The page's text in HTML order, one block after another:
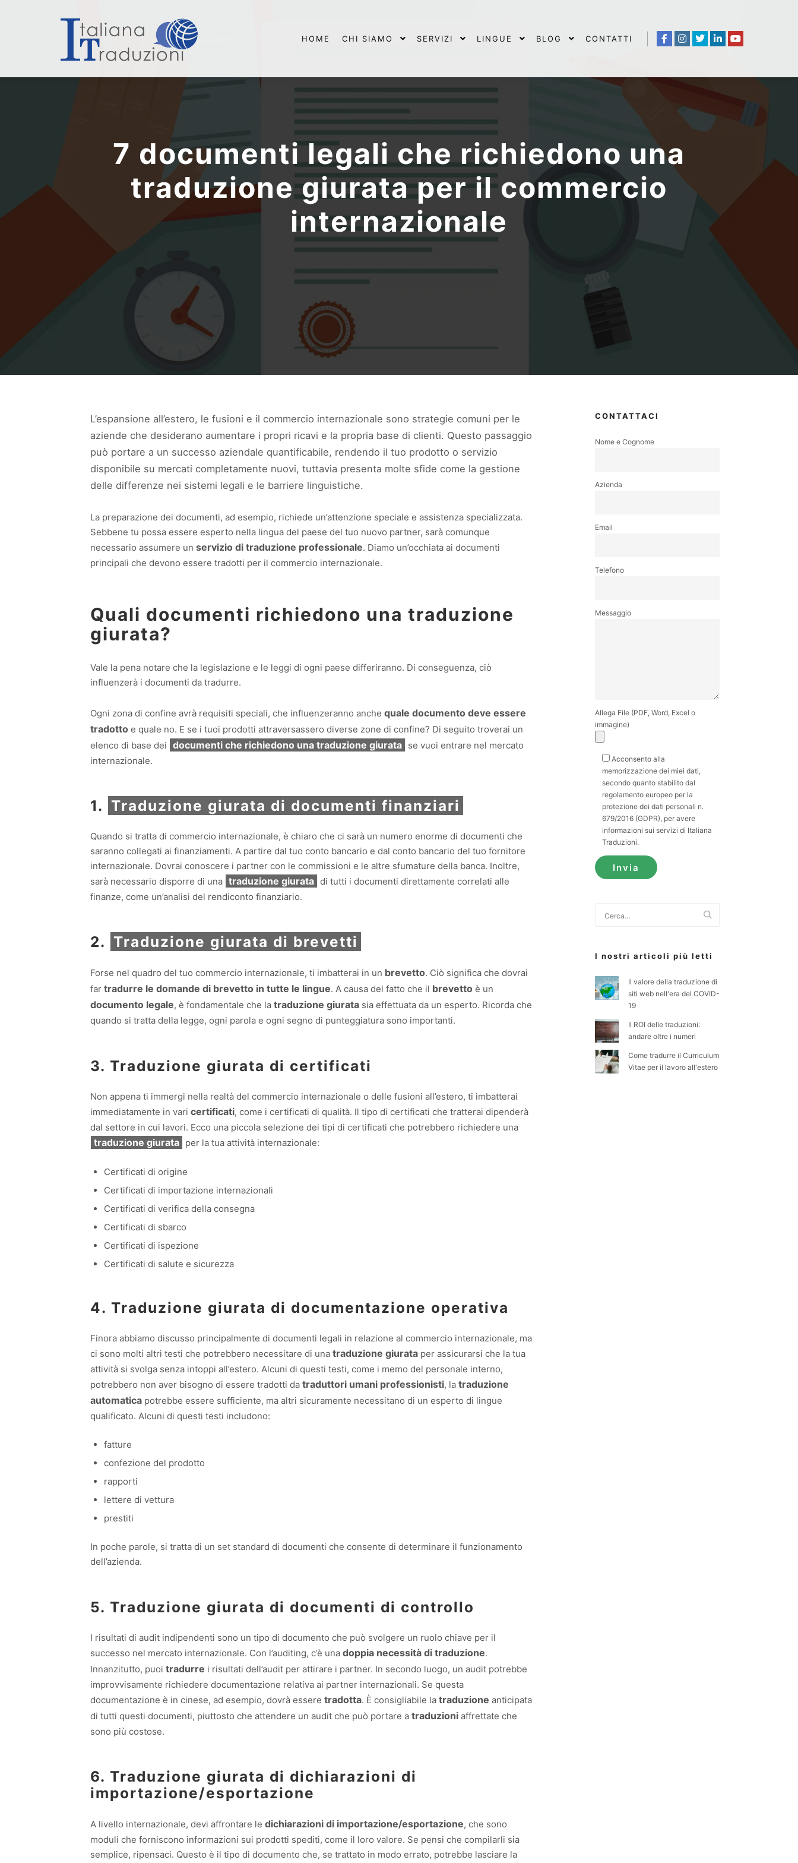
HOME CHI SIAMO SERVIZI LINGUE BLOG CONTATTI
7 documenti legali che richiedono una
traduzione giurata per il commercio
internazionale
L’espansione all’estero, le fusioni e il commercio internazionale sono strategie comuni per le
aziende che desiderano aumentare i propri ricavi e la propria base di clienti. Questo passaggio
può portare a un successo aziendale quantificabile, rendendo il tuo prodotto o servizio
disponibile su mercati completamente nuovi, tuttavia presenta molte sfide come la gestione
delle differenze nei sistemi legali e le barriere linguistiche.
La preparazione dei documenti, ad esempio, richiede un’attenzione speciale e assistenza specializzata.
Sebbene tu possa essere esperto nella lingua del paese del tuo nuovo partner, sarà comunque
necessario assumere un servizio di traduzione professionale. Diamo un’occhiata ai documenti
principali che devono essere tradotti per il commercio internazionale.
Quali documenti richiedono una traduzione
giurata?
Vale la pena notare che la legislazione e le leggi di ogni paese differiranno. Di conseguenza, ciò
influenzerà i documenti da tradurre.
Ogni zona di confine avrà requisiti speciali, che influenzeranno anche quale documento deve essere
tradotto e quale no. E se i tuoi prodotti attraversassero diverse zone di confine? Di seguito troverai un
elenco di base dei documenti che richiedono una traduzione giurata se vuoi entrare nel mercato
internazionale.
1. Traduzione giurata di documenti finanziari
Quando si tratta di commercio internazionale, è chiaro che ci sarà un numero enorme di documenti che
saranno collegati ai finanziamenti. A partire dal tuo conto bancario e dal conto bancario del tuo fornitore
internazionale. Dovrai conoscere i partner con le commissioni e le altre sfumature della banca. Inoltre,
sarà necessario disporre di una traduzione giurata di tutti i documenti direttamente correlati alle
finanze, come un’analisi del rendiconto finanziario.
2. Traduzione giurata di brevetti
Forse nel quadro del tuo commercio internazionale, ti imbatterai in un brevetto. Ciò significa che dovrai
far tradurre le domande di brevetto in tutte le lingue. A causa del fatto che il brevetto è un
documento legale, è fondamentale che la traduzione giurata sia effettuata da un esperto. Ricorda che
quando si tratta della legge, ogni parola e ogni segno di punteggiatura sono importanti.
3. Traduzione giurata di certificati
Non appena ti immergi nella realtà del commercio internazionale o delle fusioni all’estero, ti imbatterai
immediatamente in vari certificati, come i certificati di qualità. Il tipo di certificati che tratterai dipenderà
dal settore in cui lavori. Ecco una piccola selezione dei tipi di certificati che potrebbero richiedere una
traduzione giurata per la tua attività internazionale:
Certificati di origine
Certificati di importazione internazionali
Certificati di verifica della consegna
Certificati di sbarco
Certificati di ispezione
Certificati di salute e sicurezza
4. Traduzione giurata di documentazione operativa
Finora abbiamo discusso principalmente di documenti legali in relazione al commercio internazionale, ma
ci sono molti altri testi che potrebbero necessitare di una traduzione giurata per assicurarsi che la tua
attività si svolga senza intoppi all’estero. Alcuni di questi testi, come i memo del personale interno,
potrebbero non aver bisogno di essere tradotti da traduttori umani professionisti, la traduzione
automatica potrebbe essere sufficiente, ma altri sicuramente necessitano di un esperto di lingue
qualificato. Alcuni di questi testi includono:
fatture
confezione del prodotto
rapporti
lettere di vettura
prestiti
In poche parole, si tratta di un set standard di documenti che consente di determinare il funzionamento
dell’azienda.
5. Traduzione giurata di documenti di controllo
I risultati di audit indipendenti sono un tipo di documento che può svolgere un ruolo chiave per il
successo nel mercato internazionale. Con l’auditing, c’è una doppia necessità di traduzione.
Innanzitutto, puoi tradurre i risultati dell’audit per attirare i partner. In secondo luogo, un audit potrebbe
improvvisamente richiedere documentazione relativa ai partner internazionali. Se questa
documentazione è in cinese, ad esempio, dovrà essere tradotta. È consigliabile la traduzione anticipata
di tutti questi documenti, piuttosto che attendere un audit che può portare a traduzioni affrettate che
sono più costose.
6. Traduzione giurata di dichiarazioni di
importazione/esportazione
A livello internazionale, devi affrontare le dichiarazioni di importazione/esportazione, che sono
moduli che forniscono informazioni sui prodotti spediti, come il loro valore. Se pensi che compilarli sia
semplice, ripensaci. Questo è il tipo di documento che, se trattato in modo errato, potrebbe lasciare la
CONTATTACI
Nome e Cognome
Azienda
Email
Telefono
Messaggio
Allega File (PDF, Word, Excel o
immagine)
Acconsento alla
memorizzazione dei miei dati,
secondo quanto stabilito dal
regolamento europeo per la
protezione dei dati personali n.
679/2016 (GDPR), per avere
informazioni sui servizi di Italiana
Traduzioni.
I nostri articoli più letti
Il valore della traduzione di
siti web nell'era del COVID-
19
Il ROI delle traduzioni:
andare oltre i numeri
Come tradurre il Curriculum
Vitae per il lavoro all'estero